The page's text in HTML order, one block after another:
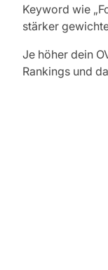
Keyword wie
stärker
Je höher dein
Rankings und